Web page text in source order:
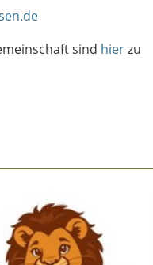
sind hierzu